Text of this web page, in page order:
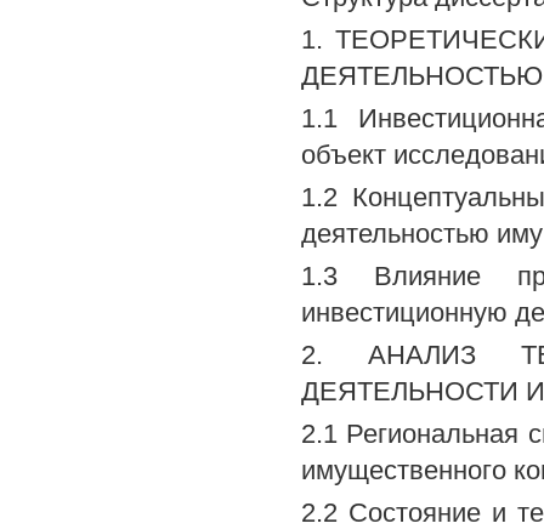
1.
1.1
объект
1.2
деятельностью
1.3 Влияние
инвестиционную
2. АНАЛИЗ
ДЕЯТЕЛЬНОСТИ
2.1 Региональная
имущественного
2.2 Состояние и